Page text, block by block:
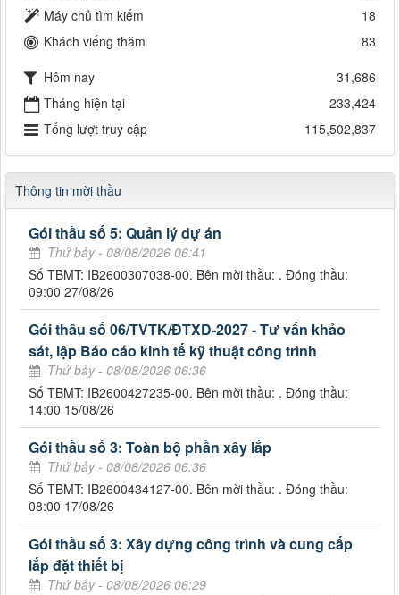
Máy chủ tìm kiếm
18
Khách viếng thăm
83
Hôm nay
31,686
Tháng hiện tại
233,424
Tổng lượt truy cập
115,502,837
Thông tin mời thầu
Gói thầu số 5: Quản lý dự án
Thứ bảy - 08/08/2026 06:41
Số TBMT: IB2600307038-00. Bên mời thầu: . Đóng thầu:
09:00 27/08/26
Gói thầu số 06/TVTK/ĐTXD-2027 - Tư vấn khảo
sát, lập Báo cáo kinh tế kỹ thuật công trình
Thứ bảy - 08/08/2026 06:36
Số TBMT: IB2600427235-00. Bên mời thầu: . Đóng thầu:
14:00 15/08/26
Gói thầu số 3: Toàn bộ phần xây lắp
Thứ bảy - 08/08/2026 06:36
Số TBMT: IB2600434127-00. Bên mời thầu: . Đóng thầu:
08:00 17/08/26
Gói thầu số 3: Xây dựng công trình và cung cấp
lắp đặt thiết bị
Thứ bảy - 08/08/2026 06:29